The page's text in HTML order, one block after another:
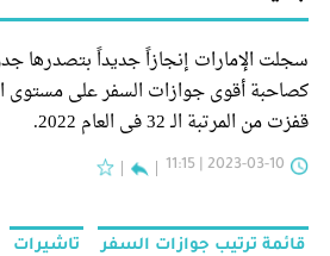
سجلت الإمارات إنجازاً جديداً بتصدرها
كصاحبة أقوى جوازات السفر على مستوى
قفزت من المرتبة الـ 32 في العام 2022.
2023-03-10 | 11:15
قائمة ترتيب جوازات السفر تاشيرات